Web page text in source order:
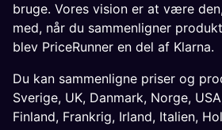
bruge. Vores vision er at være
med, når du sammenligner
blev PriceRunner en del af Klarna.
Du kan sammenligne priser og
Sverige, UK, Danmark, Norge, USA
Finland, Frankrig, Irland, Italien,